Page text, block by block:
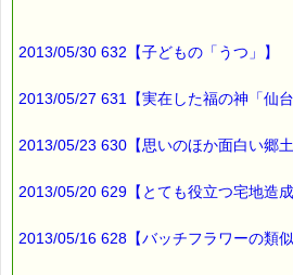
2013/05/30 632【子どもの「うつ」】
2013/05/27 631【実在した福の神「仙台
2013/05/23 630【思いのほか面白い郷土
2013/05/20 629【とても役立つ宅地造成
2013/05/16 628【バッチフラワーの類似